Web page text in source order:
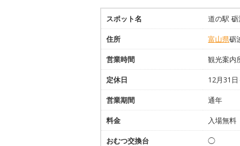
スポット名 道の駅 砺
住所 富山県砺
営業時間 観光案内
定休日 12月31
営業期間 通年
料金 入場無料
おむつ交換台 ◯